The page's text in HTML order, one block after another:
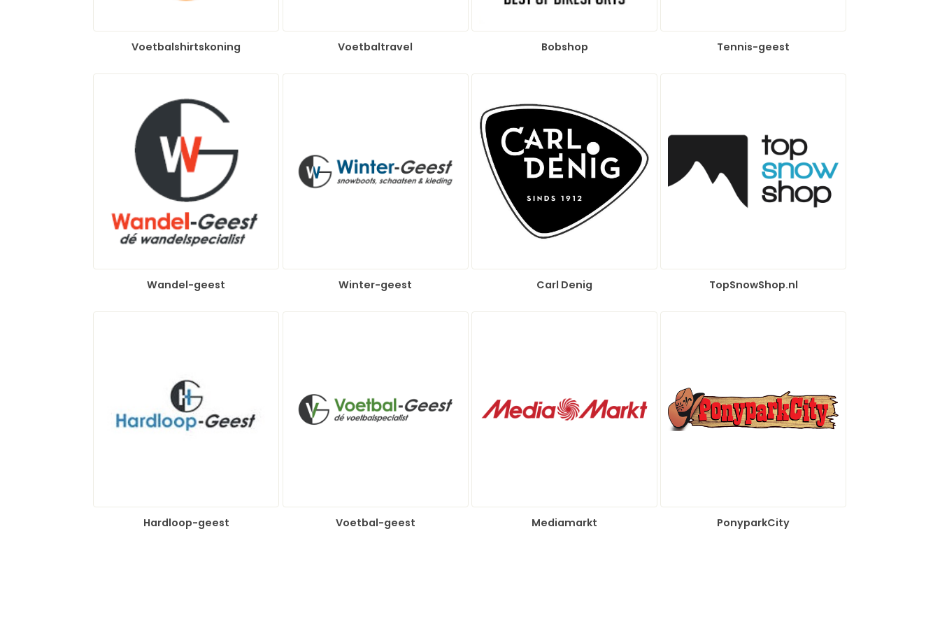
Voetbalshirtskoning Voetbaltravel Bobshop Tennis-geest
Wandel-geest Winter-geest Carl Denig TopSnowShop.nl
Hardloop-geest Voetbal-geest Mediamarkt PonyparkCity